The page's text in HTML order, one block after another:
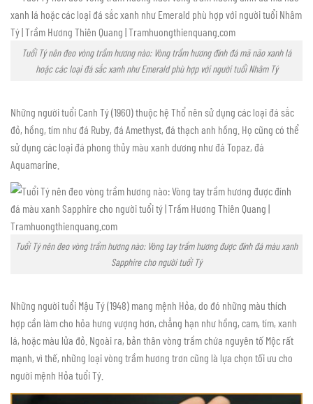
Tuổi Tý nên đeo vòng trầm hương nào: Vòng trầm hương đính đá mã não xanh lá
hoặc các loại đá sắc xanh như Emerald phù hợp với người tuổi Nhâm Tý
Những người tuổi Canh Tý (1960) thuộc hệ Thổ nên sử dụng các loại đá sắc
đỏ, hồng, tím như đá Ruby, đá Amethyst, đá thạch anh hồng. Họ cũng có thể
sử dụng các loại đá phong thủy màu xanh dương như đá Topaz, đá
Aquamarine.
Tuổi Tý nên đeo vòng trầm hương nào: Vòng tay trầm hương được đính đá màu xanh
Sapphire cho người tuổi Tý
Những người tuổi Mậu Tý (1948) mang mệnh Hỏa, do đó những màu thích
hợp cần làm cho hỏa hưng vượng hơn, chẳng hạn như hồng, cam, tím, xanh
lá, hoặc màu lửa đỏ. Ngoài ra, bản thân vòng trầm chứa nguyên tố Mộc rất
mạnh, vì thế, những loại vòng trầm hương trơn cũng là lựa chọn tối ưu cho
người mệnh Hỏa tuổi Tý.